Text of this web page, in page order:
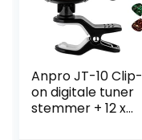
Anpro JT-10 Clip-
on digitale tuner
stemmer + 12 x